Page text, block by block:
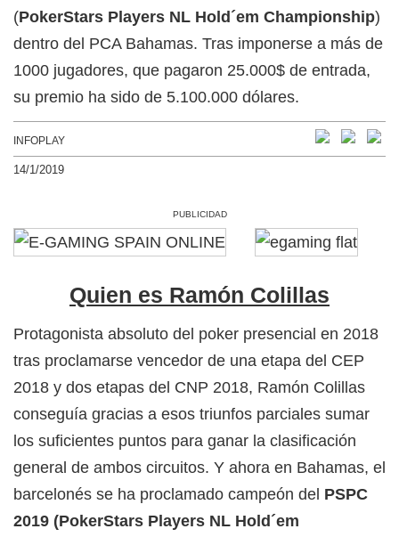
(PokerStars Players NL Hold´em Championship)
dentro del PCA Bahamas. Tras imponerse a más de
1000 jugadores, que pagaron 25.000$ de entrada,
su premio ha sido de 5.100.000 dólares.
INFOPLAY
14/1/2019
PUBLICIDAD
Quien es Ramón Colillas
Protagonista absoluto del poker presencial en 2018
tras proclamarse vencedor de una etapa del CEP
2018 y dos etapas del CNP 2018, Ramón Colillas
conseguía gracias a esos triunfos parciales sumar
los suficientes puntos para ganar la clasificación
general de ambos circuitos. Y ahora en Bahamas, el
barcelonés se ha proclamado campeón del PSPC
2019 (PokerStars Players NL Hold´em